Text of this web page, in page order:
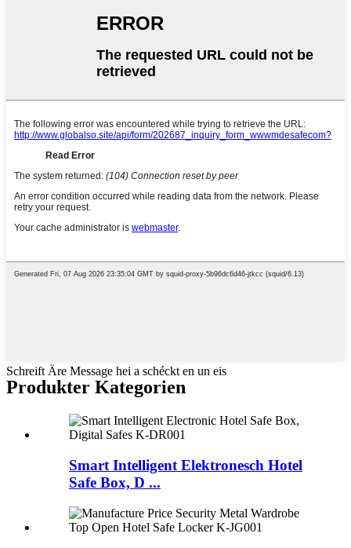
Schreift Äre Message hei a schéckt en un eis
Produkter Kategorien
Smart Intelligent Elektronesch Hotel
Safe Box, D ...